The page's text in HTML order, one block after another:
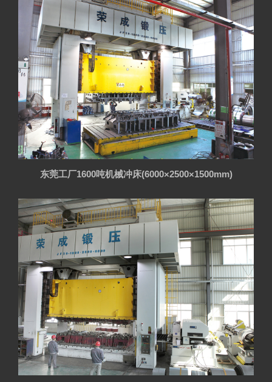
东莞工厂1600吨机械冲床(6000×2500×1500mm)